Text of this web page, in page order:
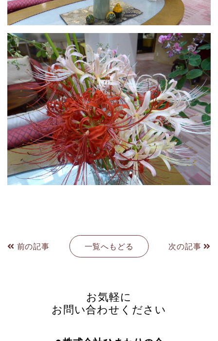
前の記事 一覧へもどる 次の記事
お気軽に
お問い合わせください